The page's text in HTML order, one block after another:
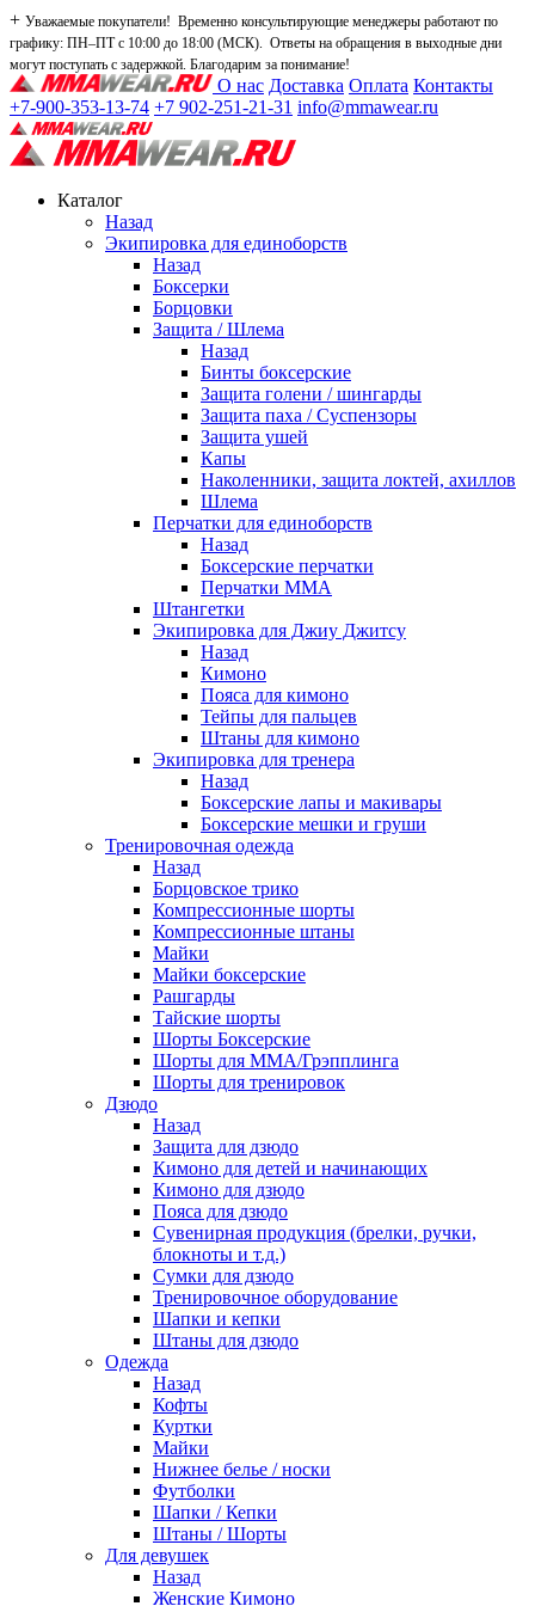
+ Уважаемые покупатели! Временно консультирующие менеджеры работают по
графику: ПН–ПТ с 10:00 до 18:00 (МСК). Ответы на обращения в выходные дни
могут поступать с задержкой. Благодарим за понимание!
О нас Доставка Оплата Контакты
+7-900-353-13-74 +7 902-251-21-31 info@mmawear.ru
Каталог
Назад
Экипировка для единоборств
Назад
Боксерки
Борцовки
Защита / Шлема
Назад
Бинты боксерские
Защита голени / шингарды
Защита паха / Суспензоры
Защита ушей
Капы
Наколенники, защита локтей, ахиллов
Шлема
Перчатки для единоборств
Назад
Боксерские перчатки
Перчатки ММА
Штангетки
Экипировка для Джиу Джитсу
Назад
Кимоно
Пояса для кимоно
Тейпы для пальцев
Штаны для кимоно
Экипировка для тренера
Назад
Боксерские лапы и макивары
Боксерские мешки и груши
Тренировочная одежда
Назад
Борцовское трико
Компрессионные шорты
Компрессионные штаны
Майки
Майки боксерские
Рашгарды
Тайские шорты
Шорты Боксерские
Шорты для ММА/Грэпплинга
Шорты для тренировок
Дзюдо
Назад
Защита для дзюдо
Кимоно для детей и начинающих
Кимоно для дзюдо
Пояса для дзюдо
Сувенирная продукция (брелки, ручки,
блокноты и т.д.)
Сумки для дзюдо
Тренировочное оборудование
Шапки и кепки
Штаны для дзюдо
Одежда
Назад
Кофты
Куртки
Майки
Нижнее белье / носки
Футболки
Шапки / Кепки
Штаны / Шорты
Для девушек
Назад
Женские Кимоно